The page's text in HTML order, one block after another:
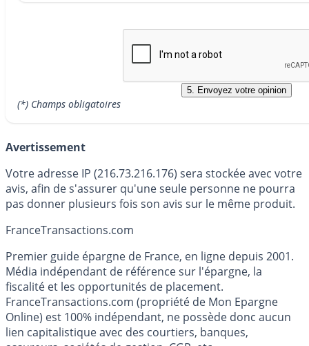
(*) Champs obligatoires
Avertissement
Votre adresse IP (216.73.216.176) sera stockée avec votre
avis, afin de s'assurer qu'une seule personne ne pourra
pas donner plusieurs fois son avis sur le même produit.
FranceTransactions.com
Premier guide épargne de France, en ligne depuis 2001.
Média indépendant de référence sur l'épargne, la
fiscalité et les opportunités de placement.
FranceTransactions.com (propriété de Mon Epargne
Online) est 100% indépendant, ne possède donc aucun
lien capitalistique avec des courtiers, banques,